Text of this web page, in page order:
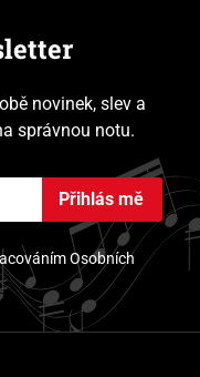
novinek, slev a
správnou notu.
Přihlás mě
Osobních